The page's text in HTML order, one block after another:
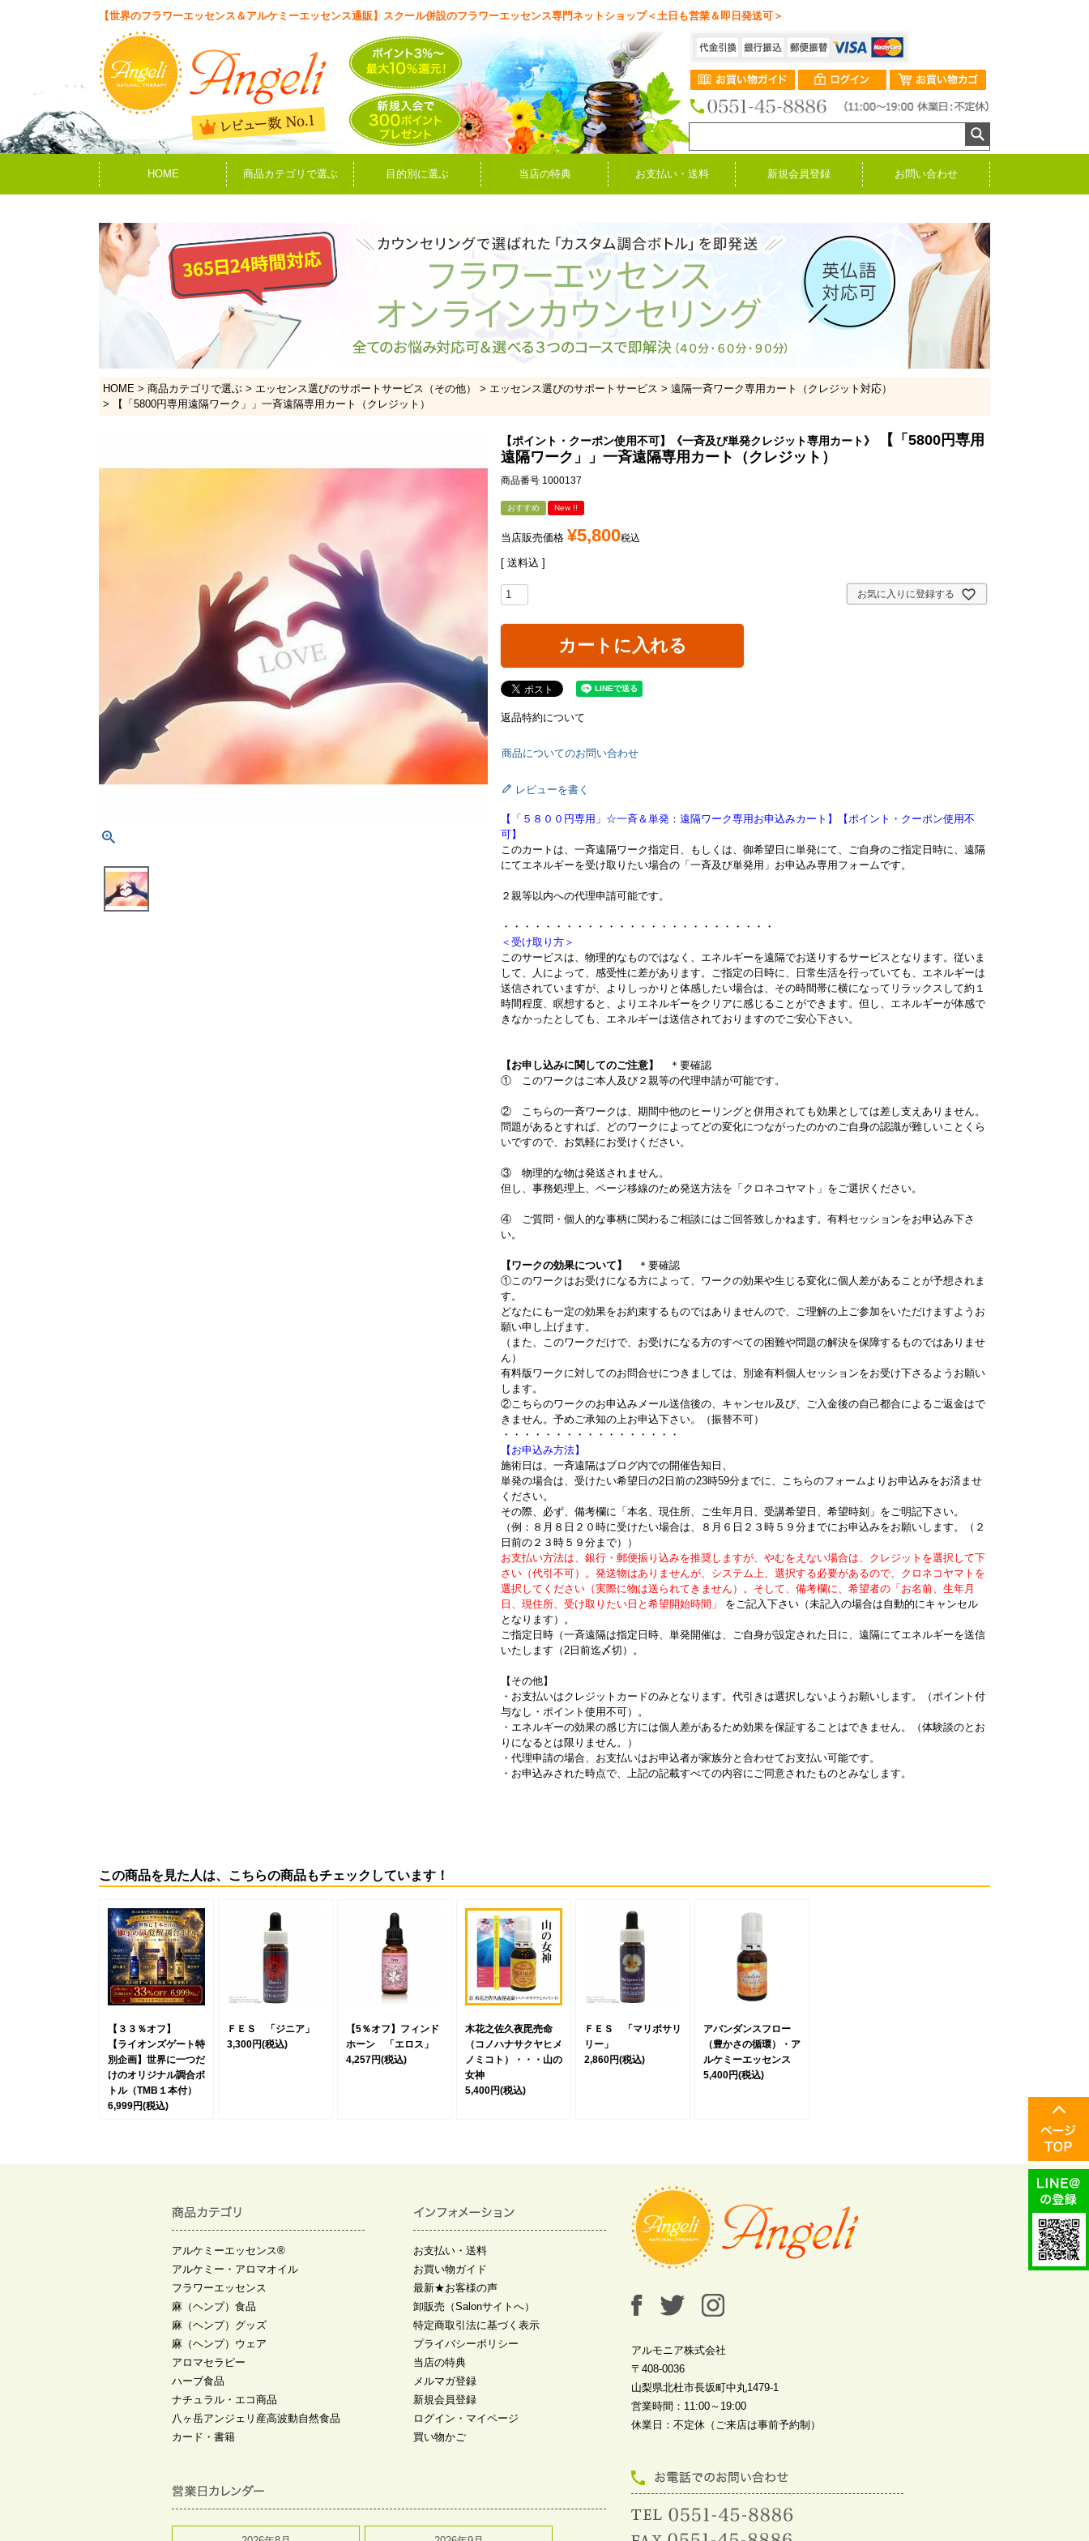
【世界のフラワーエッセンス＆アルケミーエッセンス通販】スクール併設のフラワーエッセンス専門ネットショップ＜土日も営業＆即日発送可＞
HOME 商品カテゴリで選ぶ 目的別に選ぶ 当店の特典 お支払い・送料 新規会員登録 お問い合わせ
HOME 商品カテゴリで選ぶ エッセンス選びのサポートサービス（その他） エッセンス選びのサポートサービス
遠隔一斉ワーク専用カート（クレジット対応）
【「5800円専用遠隔ワーク」」一斉遠隔専用カート（クレジット）
【ポイント・クーポン使用不可】《一斉及び単発クレジット専用カート》
【「5800円専用
遠隔ワーク」」一斉遠隔専用カート（クレジット）
商品番号 1000137
おすすめ New !!
当店販売価格 ¥5,800税込
送料込
お気に入りに登録する
カートに入れる
返品特約について
商品についてのお問い合わせ
レビューを書く
【「５８００円専用」☆一斉＆単発：遠隔ワーク専用お申込みカート】【ポイント・クーポン使用不
可】
このカートは、一斉遠隔ワーク指定日、もしくは、御希望日に単発にて、ご自身のご指定日時に、遠隔
にてエネルギーを受け取りたい場合の「一斉及び単発用」お申込み専用フォームです。
２親等以内への代理申請可能です。
・・・・・・・・・・・・・・・・・・・・・・・・・・
＜受け取り方＞
このサービスは、物理的なものではなく、エネルギーを遠隔でお送りするサービスとなります。従いま
して、人によって、感受性に差があります。ご指定の日時に、日常生活を行っていても、エネルギーは
送信されていますが、よりしっかりと体感したい場合は、その時間帯に横になってリラックスして約１
時間程度、瞑想すると、よりエネルギーをクリアに感じることができます。但し、エネルギーが体感で
きなかったとしても、エネルギーは送信されておりますのでご安心下さい。
【お申し込みに関してのご注意】
＊要確認
① このワークはご本人及び２親等の代理申請が可能です。
② こちらの一斉ワークは、期間中他のヒーリングと併用されても効果としては差し支えありません。
問題があるとすれば、どのワークによってどの変化につながったのかのご自身の認識が難しいことくら
いですので、お気軽にお受けください。
③ 物理的な物は発送されません。
但し、事務処理上、ページ移線のため発送方法を「クロネコヤマト」をご選択ください。
④ ご質問・個人的な事柄に関わるご相談にはご回答致しかねます。有料セッションをお申込み下さ
い。
【ワークの効果について】
＊要確認
①このワークはお受けになる方によって、ワークの効果や生じる変化に個人差があることが予想されま
す。
どなたにも一定の効果をお約束するものではありませんので、ご理解の上ご参加をいただけますようお
願い申し上げます。
（また、このワークだけで、お受けになる方のすべての困難や問題の解決を保障するものではありませ
ん）
有料版ワークに対してのお問合せにつきましては、別途有料個人セッションをお受け下さるようお願い
します。
②こちらのワークのお申込みメール送信後の、キャンセル及び、ご入金後の自己都合によるご返金はで
きません。予めご承知の上お申込下さい。（振替不可）
・・・・・・・・・・・・・・・・・
【お申込み方法】
施術日は、一斉遠隔はブログ内での開催告知日、
単発の場合は、受けたい希望日の2日前の23時59分までに、こちらのフォームよりお申込みをお済ませ
ください。
その際、必ず、備考欄に「本名、現住所、ご生年月日、受講希望日、希望時刻」をご明記下さい。
（例：８月８日２０時に受けたい場合は、８月６日２３時５９分までにお申込みをお願いします。（２
日前の２３時５９分まで））
お支払い方法は、銀行・郵便振り込みを推奨しますが、やむをえない場合は、クレジットを選択して下
さい（代引不可）。発送物はありませんが、システム上、選択する必要があるので、クロネコヤマトを
選択してください（実際に物は送られてきません）。そして、備考欄に、希望者の「お名前、生年月
日、現住所、受け取りたい日と希望開始時間」
をご記入下さい（未記入の場合は自動的にキャンセル
となります）。
ご指定日時（一斉遠隔は指定日時、単発開催は、ご自身が設定された日に、遠隔にてエネルギーを送信
いたします（2日前迄〆切）。
【その他】
・お支払いはクレジットカードのみとなります。代引きは選択しないようお願いします。（ポイント付
与なし・ポイント使用不可）。
・エネルギーの効果の感じ方には個人差があるため効果を保証することはできません。（体験談のとお
りになるとは限りません。）
・代理申請の場合、お支払いはお申込者が家族分と合わせてお支払い可能です。
・お申込みされた時点で、上記の記載すべての内容にご同意されたものとみなします。
この商品を見た人は、こちらの商品もチェックしています！
【３３％オフ】
【ライオンズゲート特
別企画】世界に一つだ
けのオリジナル調合ボ
トル（TMB１本付）
6,999円(税込)
ＦＥＳ 「ジニア」
3,300円(税込)
【5％オフ】フィンド
ホーン 「エロス」
4,257円(税込)
木花之佐久夜毘売命
（コノハナサクヤヒメ
ノミコト）・・・山の
女神
5,400円(税込)
ＦＥＳ 「マリポサリ
リー」
2,860円(税込)
アバンダンスフロー
（豊かさの循環）・ア
ルケミーエッセンス
5,400円(税込)
アルケミーエッセンス®
アルケミー・アロマオイル
フラワーエッセンス
麻（ヘンプ）食品
麻（ヘンプ）グッズ
麻（ヘンプ）ウェア
アロマセラピー
ハーブ食品
ナチュラル・エコ商品
八ヶ岳アンジェリ産高波動自然食品
カード・書籍
お支払い・送料
お買い物ガイド
最新★お客様の声
卸販売（Salonサイトへ）
特定商取引法に基づく表示
プライバシーポリシー
当店の特典
メルマガ登録
新規会員登録
ログイン・マイページ
買い物かご
アルモニア株式会社
〒408-0036
山梨県北杜市長坂町中丸1479-1
営業時間：11:00～19:00
休業日：不定休（ご来店は事前予約制）